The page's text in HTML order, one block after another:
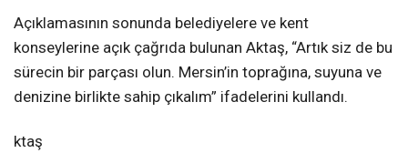
Açıklamasının sonunda belediyelere ve kent
konseylerine açık çağrıda bulunan Aktaş, “Artık siz de bu
sürecin bir parçası olun. Mersin’in toprağına, suyuna ve
denizine birlikte sahip çıkalım” ifadelerini kullandı.
ktaş